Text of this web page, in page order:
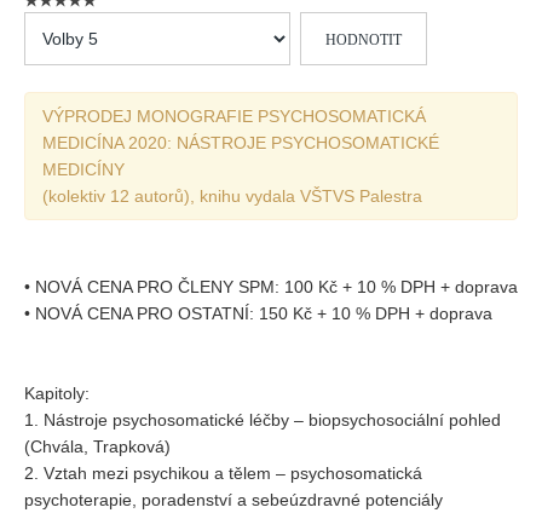
Vydání 3/ 2025
Vydání 2/ 2025
Vydání 1/ 2025
Vydání 3-4/ 2024
Vydání 3-4/ 2023
Vydání 1-2/ 2022
Vydání 3-4/ 2022
Vydání 3-4/ 2020
prosím
VÝPRODEJ MONOGRAFIE PSYCHOSOMATICKÁ
MEDICÍNA 2020: NÁSTROJE PSYCHOSOMATICKÉ
MEDICÍNY
(kolektiv 12 autorů), knihu vydala VŠTVS Palestra
• NOVÁ CENA PRO ČLENY SPM: 100 Kč + 10 % DPH + doprava
• NOVÁ CENA PRO OSTATNÍ: 150 Kč + 10 % DPH + doprava
Kapitoly:
1. Nástroje psychosomatické léčby – biopsychosociální pohled
(Chvála, Trapková)
2. Vztah mezi psychikou a tělem – psychosomatická
psychoterapie, poradenství a sebeúzdravné potenciály